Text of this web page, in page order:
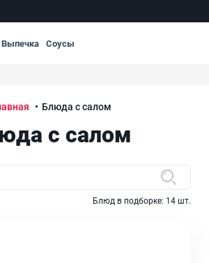
Выпечка Соусы
Блюда с салом
с салом
Блюд в подборке: 14 шт.